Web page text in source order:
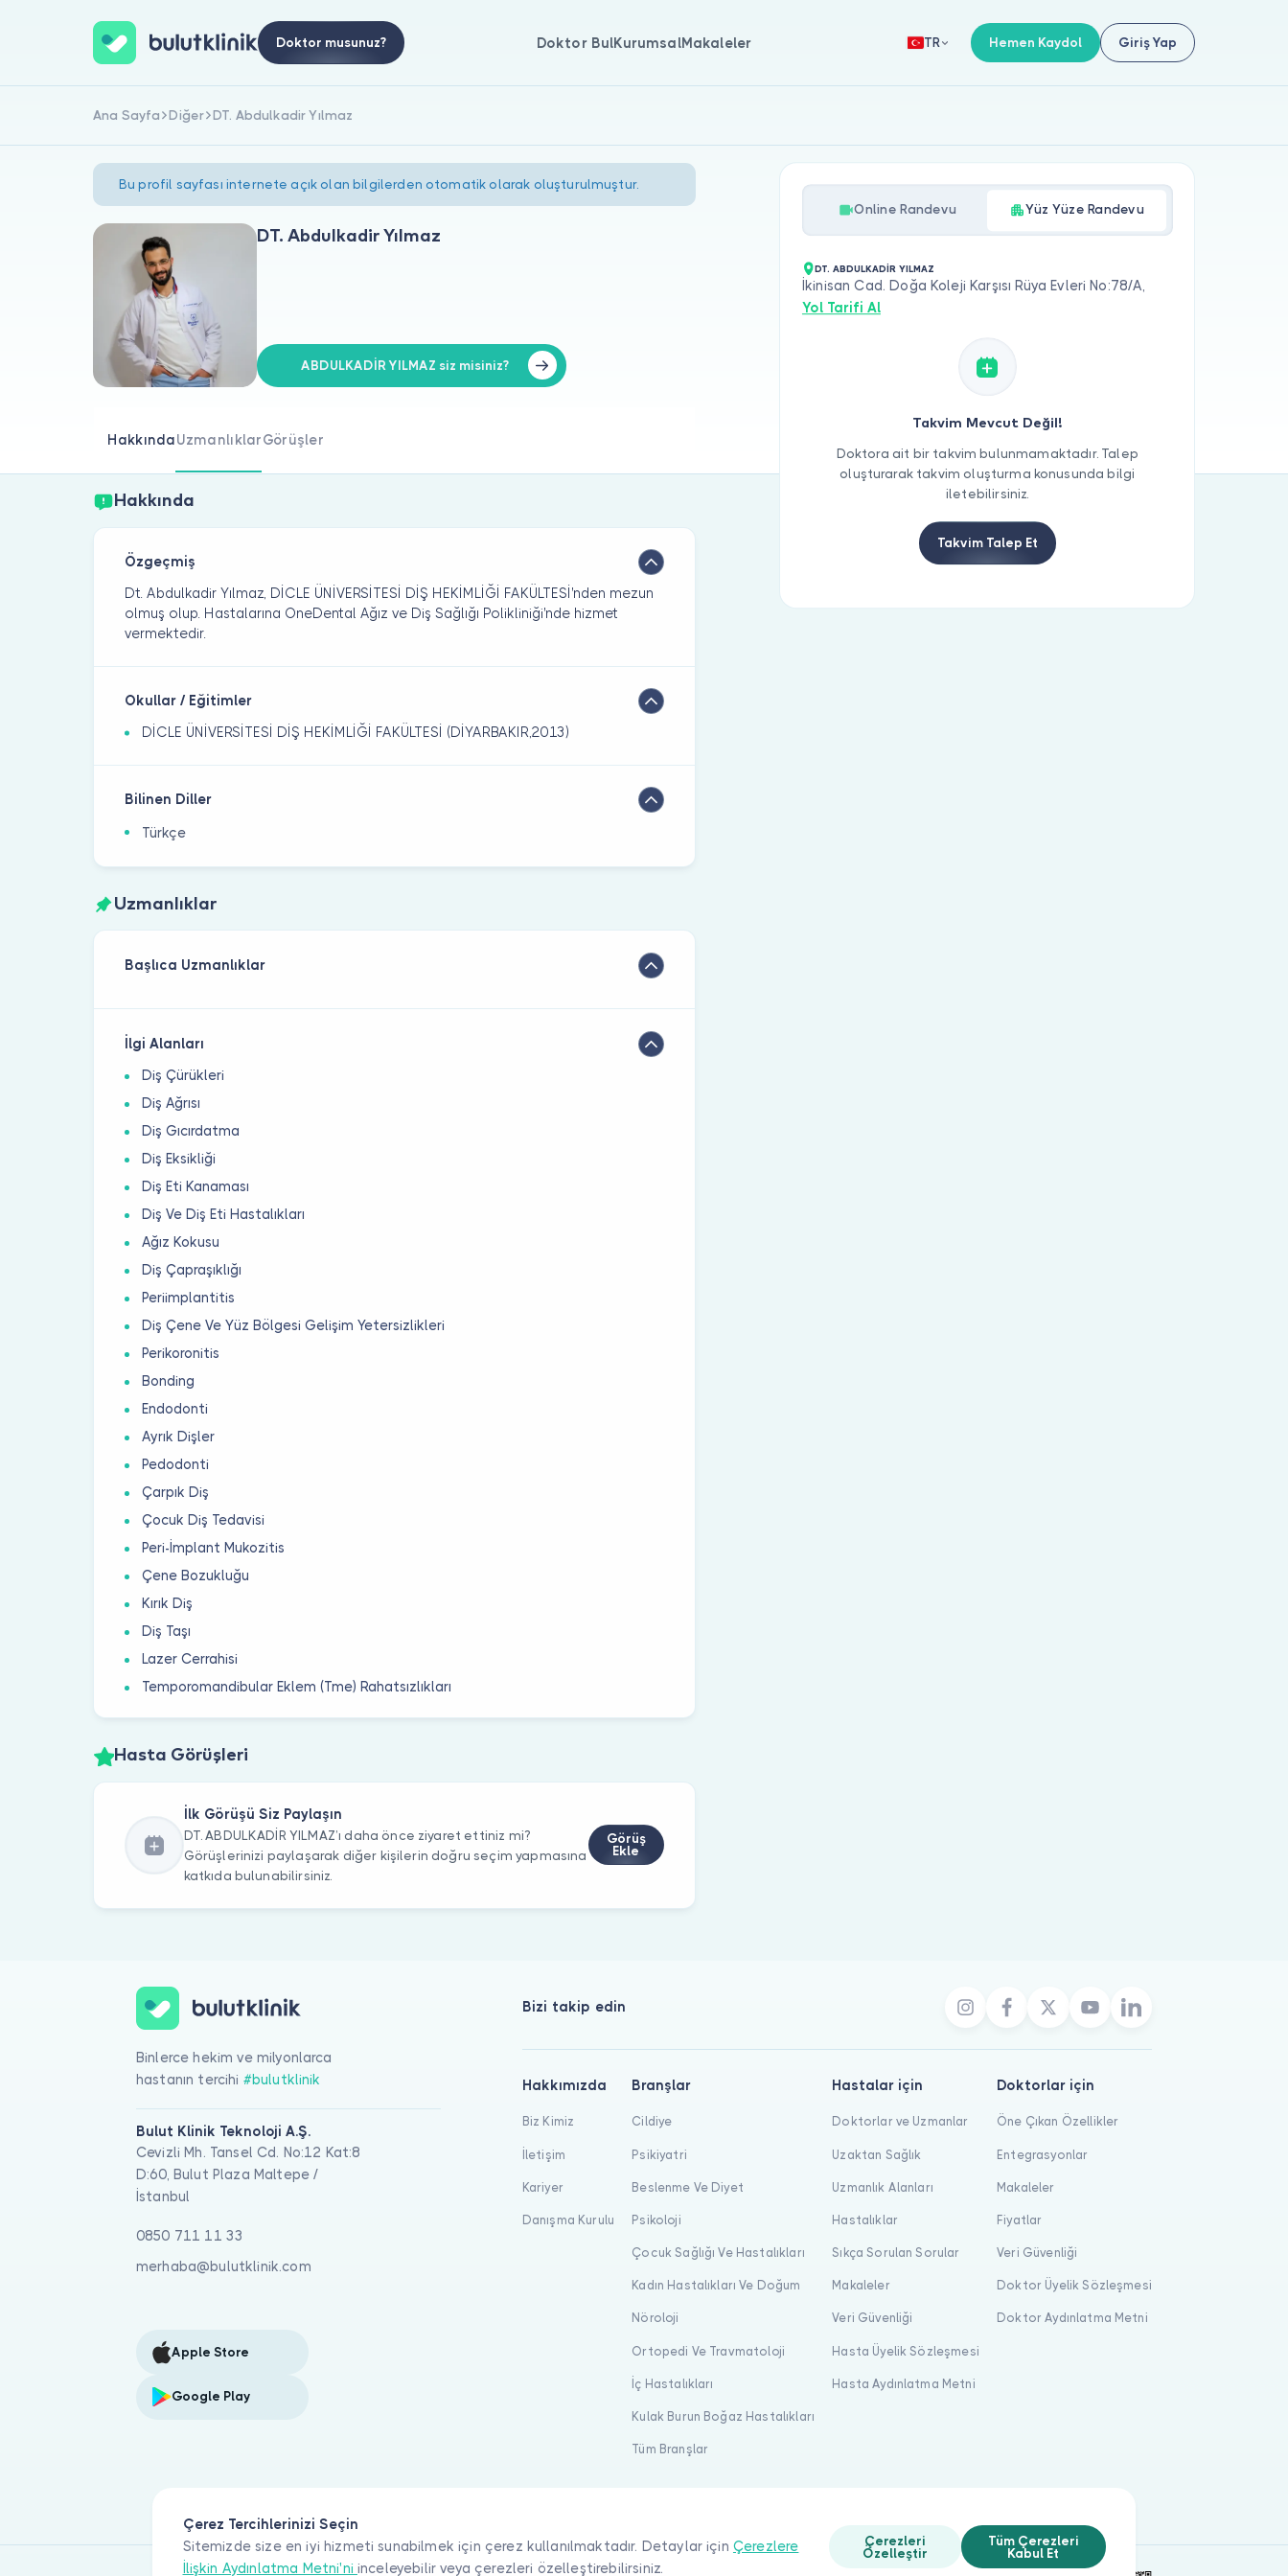
Doktor musunuz? Doktor BulKurumsalMakaleler TR Hemen Kaydol Giriş Yap
Ana Sayfa Diğer DT. Abdulkadir Yılmaz
Bu profil sayfası internete açık olan bilgilerden otomatik olarak oluşturulmuştur.
DT. Abdulkadir Yılmaz
ABDULKADİR YILMAZ siz misiniz?
HakkındaUzmanlıklarGörüşler
Hakkında
Özgeçmiş
Dt. Abdulkadir Yılmaz, DİCLE ÜNİVERSİTESİ DİŞ HEKİMLİĞİ FAKÜLTESİ'nden mezun
olmuş olup. Hastalarına OneDental Ağız ve Diş Sağlığı Polikliniği'nde hizmet
vermektedir.
Okullar / Eğitimler
DİCLE ÜNİVERSİTESİ DİŞ HEKİMLİĞİ FAKÜLTESİ (DİYARBAKIR,2013)
Bilinen Diller
Türkçe
Uzmanlıklar
Başlıca Uzmanlıklar
İlgi Alanları
Diş Çürükleri
Diş Ağrısı
Diş Gıcırdatma
Diş Eksikliği
Diş Eti Kanaması
Diş Ve Diş Eti Hastalıkları
Ağız Kokusu
Diş Çapraşıklığı
Periimplantitis
Diş Çene Ve Yüz Bölgesi Gelişim Yetersizlikleri
Perikoronitis
Bonding
Endodonti
Ayrık Dişler
Pedodonti
Çarpık Diş
Çocuk Diş Tedavisi
Peri-İmplant Mukozitis
Çene Bozukluğu
Kırık Diş
Diş Taşı
Lazer Cerrahisi
Temporomandibular Eklem (Tme) Rahatsızlıkları
Hasta Görüşleri
İlk Görüşü Siz Paylaşın
DT. ABDULKADİR YILMAZ’ı daha önce ziyaret ettiniz mi?
Görüşlerinizi paylaşarak diğer kişilerin doğru seçim yapmasına
katkıda bulunabilirsiniz.
Görüş
Ekle
Online Randevu Yüz Yüze Randevu
DT. ABDULKADİR YILMAZ
İkinisan Cad. Doğa Koleji Karşısı Rüya Evleri No:78/A,
Yol Tarifi Al
Takvim Mevcut Değil!
Doktora ait bir takvim bulunmamaktadır. Talep
oluşturarak takvim oluşturma konusunda bilgi
iletebilirsiniz.
Takvim Talep Et
Çerez Tercihlerinizi Seçin
Sitemizde size en iyi hizmeti sunabilmek için çerez kullanılmaktadır. Detaylar için Çerezlere
İlişkin Aydınlatma Metni'ni inceleyebilir veya çerezleri özelleştirebilirsiniz.
Çerezleri
Özelleştir
Tüm Çerezleri
Kabul Et
Binlerce hekim ve milyonlarca
hastanın tercihi #bulutklinik
Bulut Klinik Teknoloji A.Ş.
Cevizli Mh. Tansel Cd. No:12 Kat:8
D:60, Bulut Plaza Maltepe /
İstanbul
0850 711 11 33
merhaba@bulutklinik.com
Apple Store
Google Play
Bizi takip edin
Hakkımızda
Biz Kimiz
İletişim
Kariyer
Danışma Kurulu
Branşlar
Cildiye
Psikiyatri
Beslenme Ve Diyet
Psikoloji
Çocuk Sağlığı Ve Hastalıkları
Kadın Hastalıkları Ve Doğum
Nöroloji
Ortopedi Ve Travmatoloji
İç Hastalıkları
Kulak Burun Boğaz Hastalıkları
Tüm Branşlar
Hastalar için
Doktorlar ve Uzmanlar
Uzaktan Sağlık
Uzmanlık Alanları
Hastalıklar
Sıkça Sorulan Sorular
Makaleler
Veri Güvenliği
Hasta Üyelik Sözleşmesi
Hasta Aydınlatma Metni
Doktorlar için
Öne Çıkan Özellikler
Entegrasyonlar
Makaleler
Fiyatlar
Veri Güvenliği
Doktor Üyelik Sözleşmesi
Doktor Aydınlatma Metni